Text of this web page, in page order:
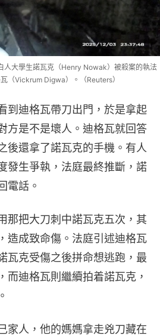
人大學生諾瓦克（Henry Nowak）被殺案的執法
（Vickrum Digwa）。（Reuters）
到迪格瓦帶刀出門，於是拿起
方是不是壞人。迪格瓦就回答
後還拿了諾瓦克的手機。有人
發生爭執，法庭最終推斷，諾
電話。
那把大刀刺中諾瓦克五次，其
造成致命傷。法庭引述迪格瓦
瓦克受傷之後拼命想逃跑，最
而迪格瓦則繼續拍着諾瓦克，
家人，他的媽媽拿走兇刀藏在